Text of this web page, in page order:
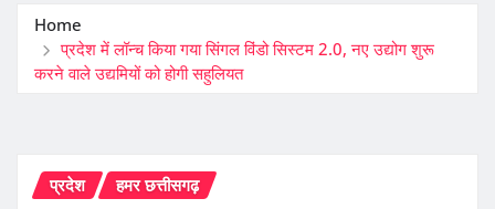
Home
प्रदेश में लॉन्च किया गया सिंगल विंडो सिस्टम 2.0, नए उद्योग शुरू
करने वाले उद्यमियों को होगी सहुलियत
प्रदेश हमर छत्तीसगढ़